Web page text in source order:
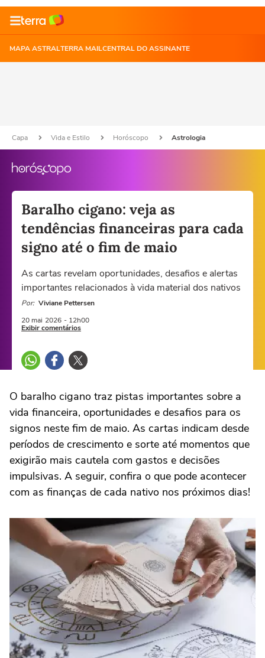
MAPA ASTRALTERRA MAILCENTRAL DO ASSINANTE
Capa Vida e Estilo Horóscopo Astrologia
Baralho cigano: veja as
tendências financeiras para cada
signo até o fim de maio
As cartas revelam oportunidades, desafios e alertas
importantes relacionados à vida material dos nativos
Por: Viviane Pettersen
20 mai 2026 - 12h00
Exibir comentários
O baralho cigano traz pistas importantes sobre a
vida financeira, oportunidades e desafios para os
signos neste fim de maio. As cartas indicam desde
períodos de crescimento e sorte até momentos que
exigirão mais cautela com gastos e decisões
impulsivas. A seguir, confira o que pode acontecer
com as finanças de cada nativo nos próximos dias!